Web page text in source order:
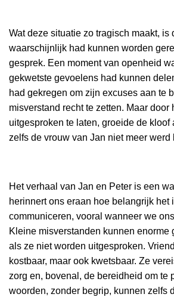
Wat deze situatie zo tragisch maakt, is
waarschijnlijk had kunnen worden
gesprek. Een moment van openheid
gekwetste gevoelens had kunnen
had gekregen om zijn excuses aan te
misverstand recht te zetten. Maar door
uitgesproken te laten, groeide de kloof
zelfs de vrouw van Jan niet meer werd
Het verhaal van Jan en Peter is een
herinnert ons eraan hoe belangrijk het
communiceren, vooral wanneer we
Kleine misverstanden kunnen enorme
als ze niet worden uitgesproken.
kostbaar, maar ook kwetsbaar. Ze
zorg en, bovenal, de bereidheid om te
woorden, zonder begrip, kunnen zelfs